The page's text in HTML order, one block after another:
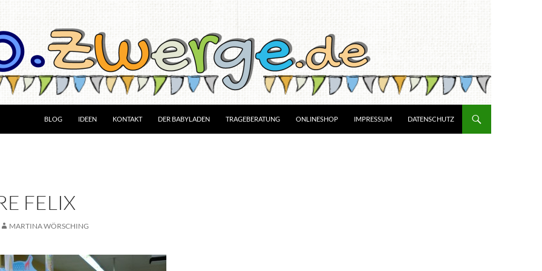
BLOG IDEEN KONTAKT DER BABYLADEN TRAGEBERATUNG ONLINESHOP IMPRESSUM DATENSCHUTZ
FELIX
MARTINA WÖRSCHING